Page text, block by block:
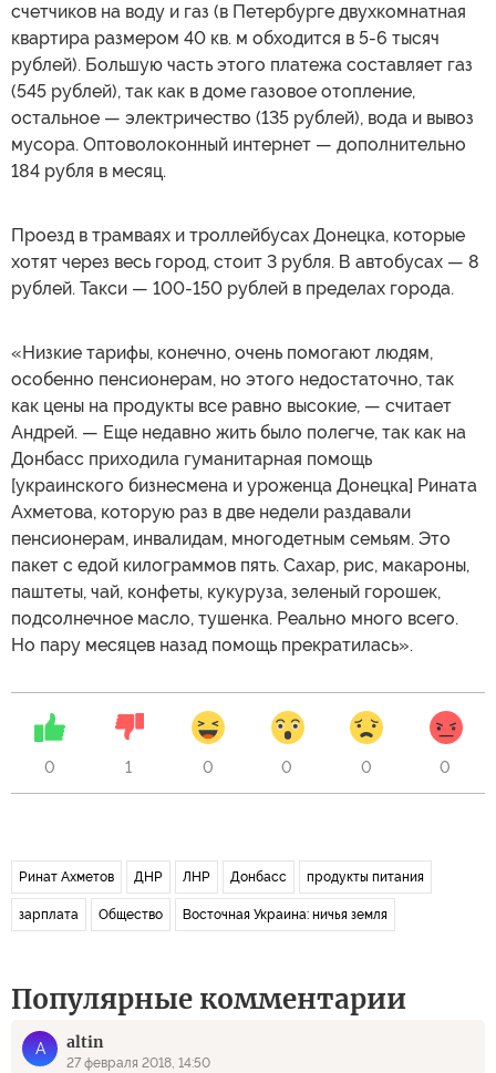
счетчиков на воду и газ (в Петербурге двухкомнатная
квартира размером 40 кв. м обходится в 5-6 тысяч
рублей). Большую часть этого платежа составляет газ
(545 рублей), так как в доме газовое отопление,
остальное — электричество (135 рублей), вода и вывоз
мусора. Оптоволоконный интернет — дополнительно
184 рубля в месяц.
Проезд в трамваях и троллейбусах Донецка, которые
хотят через весь город, стоит 3 рубля. В автобусах — 8
рублей. Такси — 100-150 рублей в пределах города.
«Низкие тарифы, конечно, очень помогают людям,
особенно пенсионерам, но этого недостаточно, так
как цены на продукты все равно высокие, — считает
Андрей. — Еще недавно жить было полегче, так как на
Донбасс приходила гуманитарная помощь
[украинского бизнесмена и уроженца Донецка] Рината
Ахметова, которую раз в две недели раздавали
пенсионерам, инвалидам, многодетным семьям. Это
пакет с едой килограммов пять. Сахар, рис, макароны,
паштеты, чай, конфеты, кукуруза, зеленый горошек,
подсолнечное масло, тушенка. Реально много всего.
Но пару месяцев назад помощь прекратилась».
0 1 0 0 0 0
Ринат Ахметов ДНР ЛНР Донбасс продукты питания
зарплата Общество Восточная Украина: ничья земля
Популярные комментарии
A altin
27 февраля 2018, 14:50